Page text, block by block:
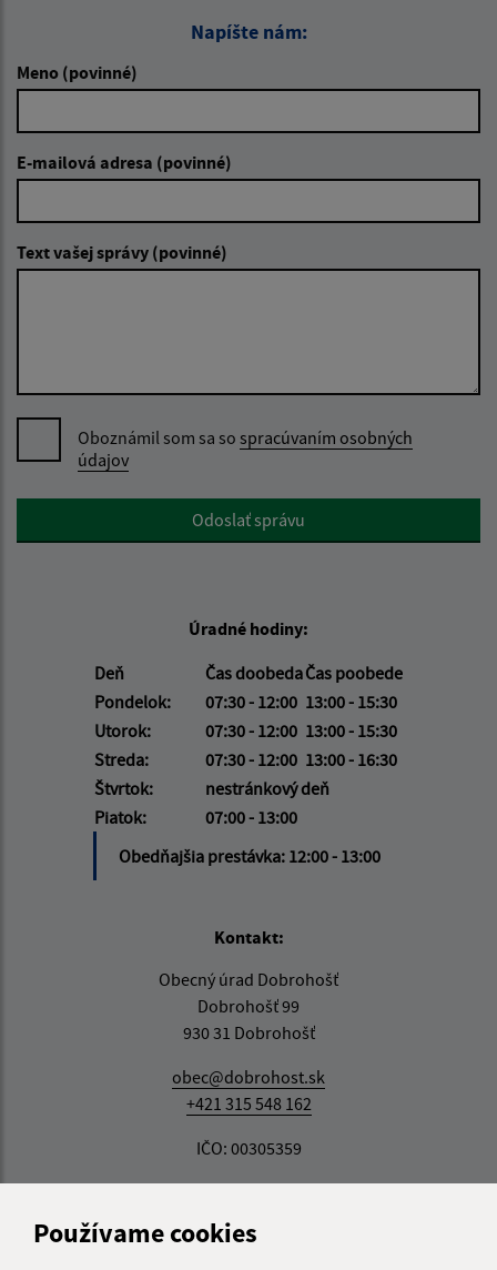
Používame cookies
Napíšte nám:
Meno (povinné)
E-mailová adresa (povinné)
Text vašej správy (povinné)
Oboznámil som sa so spracúvaním osobných
údajov
Google reCaptcha ResponseOdoslať správu
Úradné hodiny:
Deň
Čas doobedaČas poobede
Pondelok:
07:30 - 12:00 13:00 - 15:30
Utorok:
07:30 - 12:00 13:00 - 15:30
Streda:
07:30 - 12:00 13:00 - 16:30
Štvrtok:
nestránkový deň
Piatok:
07:00 - 13:00
Obedňajšia prestávka: 12:00 - 13:00
Kontakt:
Obecný úrad Dobrohošť
Dobrohošť 99
930 31 Dobrohošť
obec@dobrohost.sk
+421 315 548 162
IČO: 00305359